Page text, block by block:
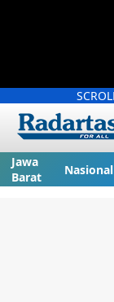
Jawa
Barat
Nasional